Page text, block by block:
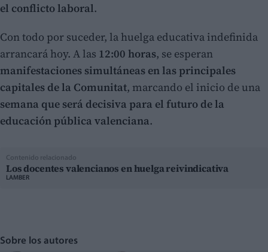
el conflicto laboral.
Con todo por suceder, la huelga educativa indefinida
arrancará hoy. A las 12:00 horas, se esperan
manifestaciones simultáneas en las principales
capitales de la Comunitat, marcando el inicio de una
semana que será decisiva para el futuro de la
educación pública valenciana.
Contenido relacionado
Los docentes valencianos en huelga reivindicativa
LAMBER
Sobre los autores